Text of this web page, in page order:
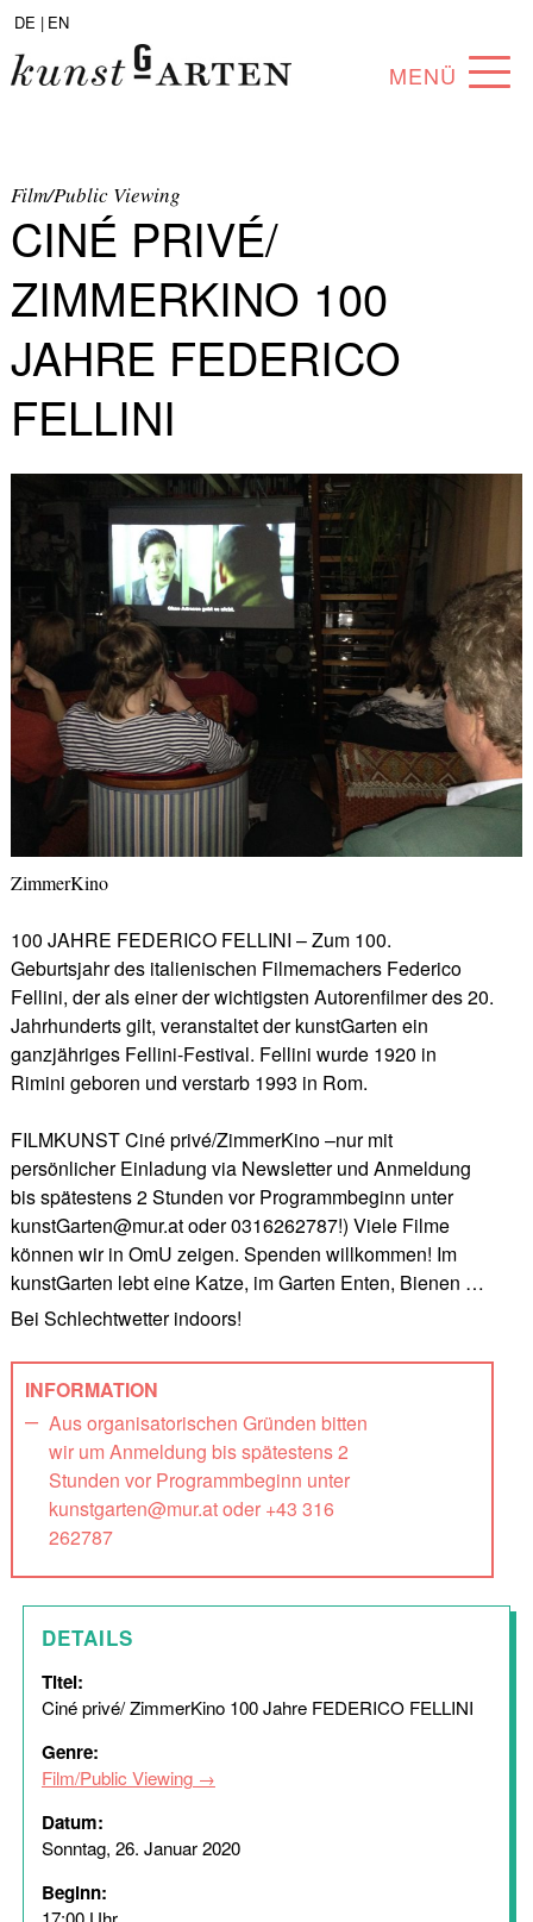
DE | EN
MENÜ
SAMMLUNG
KÜNSTLER*INNEN
PARTNER*INNEN
Film/Public Viewing
CINÉ PRIVÉ/
ZIMMERKINO 100
JAHRE FEDERICO
FELLINI
ZimmerKino
100 JAHRE FEDERICO FELLINI – Zum 100.
Geburtsjahr des italienischen Filmemachers Federico
Fellini, der als einer der wichtigsten Autorenfilmer des 20.
Jahrhunderts gilt, veranstaltet der kunstGarten ein
ganzjähriges Fellini-Festival. Fellini wurde 1920 in
Rimini geboren und verstarb 1993 in Rom.
FILMKUNST Ciné privé/ZimmerKino –nur mit
persönlicher Einladung via Newsletter und Anmeldung
bis spätestens 2 Stunden vor Programmbeginn unter
kunstGarten@mur.at oder 0316262787!) Viele Filme
können wir in OmU zeigen. Spenden willkommen! Im
kunstGarten lebt eine Katze, im Garten Enten, Bienen …
Bei Schlechtwetter indoors!
INFORMATION
Aus organisatorischen Gründen bitten
wir um Anmeldung bis spätestens 2
Stunden vor Programmbeginn unter
kunstgarten@mur.at oder +43 316
262787
DETAILS
Titel:
Ciné privé/ ZimmerKino 100 Jahre FEDERICO FELLINI
Genre:
Film/Public Viewing
Datum:
Sonntag, 26. Januar 2020
Beginn: